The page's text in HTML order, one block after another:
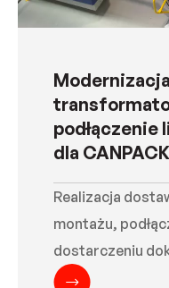
dla CANPACK
Realizacja
montażu,
dostarczeniu